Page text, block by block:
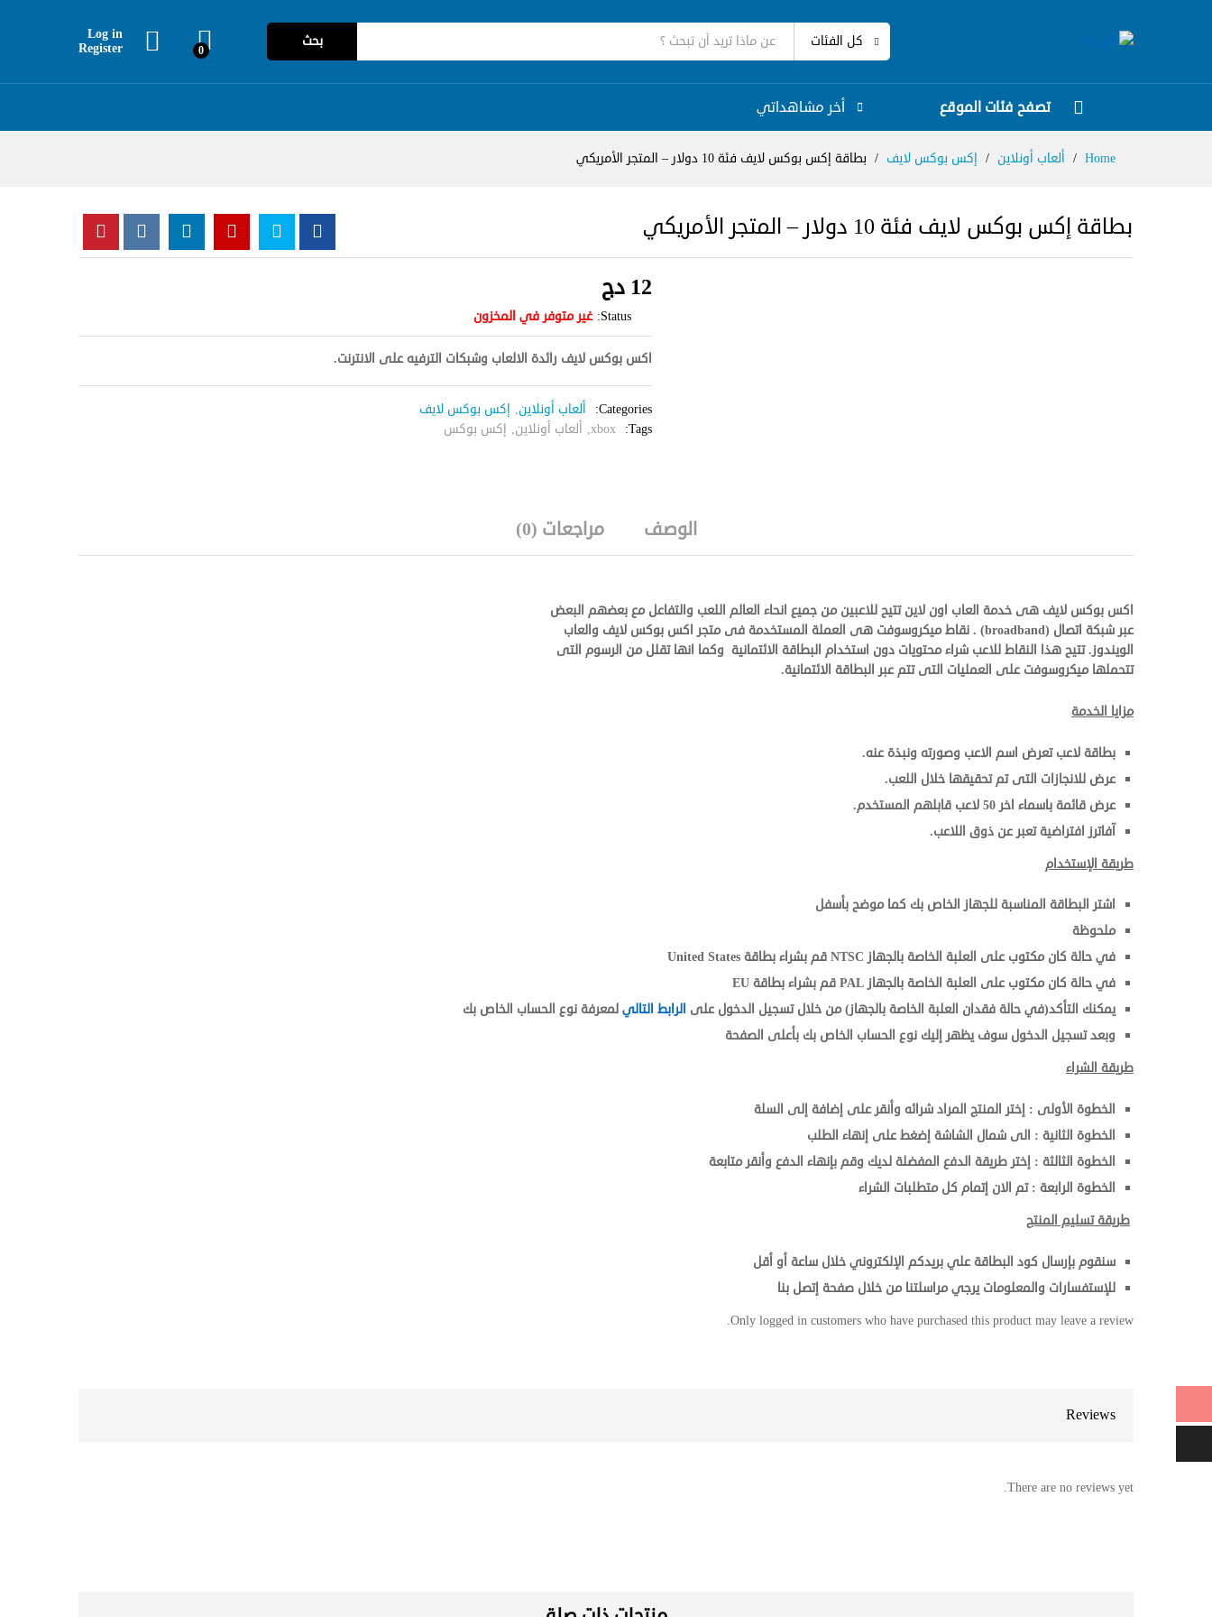
كل الفئات بحث
0
Log in
Register
تصفح فئات الموقع أخر مشاهداتي
Home
/ ألعاب أونلاين / إكس بوكس لايف / بطاقة إكس بوكس لايف فئة 10 دولار – المتجر الأمريكي
بطاقة إكس بوكس لايف فئة 10 دولار – المتجر الأمريكي
12 دج
Status: غير متوفر في المخزون
اكس بوكس لايف رائدة الالعاب وشبكات الترفيه على الانترنت.
Categories: ألعاب أونلاين, إكس بوكس لايف
Tags:
xbox
, ألعاب أونلاين, إكس بوكس
الوصف مراجعات (0)
اكس بوكس لايف هى خدمة العاب اون لاين تتيح للاعبين من جميع انحاء العالم اللعب والتفاعل مع بعضهم البعض
عبر شبكة اتصال (broadband) . نقاط ميكروسوفت هى العملة المستخدمة فى متجر اكس بوكس لايف والعاب
الويندوز. تتيح هذا النقاط للاعب شراء محتويات دون استخدام البطاقة الائتمانية وكما انها تقلل من الرسوم التى
تتحملها ميكروسوفت على العمليات التى تتم عبر البطاقة الائتمانية.
مزايا الخدمة
بطاقة لاعب تعرض اسم الاعب وصورته ونبذة عنه.
عرض للانجازات التى تم تحقيقها خلال اللعب.
عرض قائمة باسماء اخر 50 لاعب قابلهم المستخدم.
آفاترز افتراضية تعبر عن ذوق اللاعب.
طريقة الإستخدام
اشتر البطاقة المناسبة للجهاز الخاص بك كما موضح بأسفل
ملحوظة
في حالة كان مكتوب على العلبة الخاصة بالجهاز NTSC قم بشراء بطاقة United States
في حالة كان مكتوب على العلبة الخاصة بالجهاز PAL قم بشراء بطاقة EU
يمكنك التأكد(في حالة فقدان العلبة الخاصة بالجهاز) من خلال تسجيل الدخول على الرابط التالي لمعرفة نوع الحساب الخاص بك
وبعد تسجيل الدخول سوف يظهر إليك نوع الحساب الخاص بك بأعلى الصفحة
طريقة الشراء
الخطوة الأولى : إختر المنتج المراد شرائه وأنقر على إضافة إلى السلة
الخطوة الثانية : الى شمال الشاشة إضغط على إنهاء الطلب
الخطوة الثالثة : إختر طريقة الدفع المفضلة لديك وقم بإنهاء الدفع وأنقر متابعة
الخطوة الرابعة : تم الان إتمام كل متطلبات الشراء
طريقة تسليم المنتج
سنقوم بإرسال كود البطاقة علي بريدكم الإلكتروني خلال ساعة أو أقل
للإستفسارات والمعلومات يرجي مراسلتنا من خلال صفحة إتصل بنا
Only logged in customers who have purchased this product may leave a review.
Reviews
There are no reviews yet.